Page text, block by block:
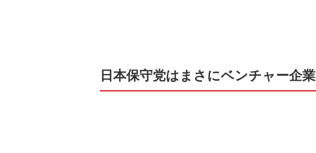
日本保守党はまさにベンチャー企業